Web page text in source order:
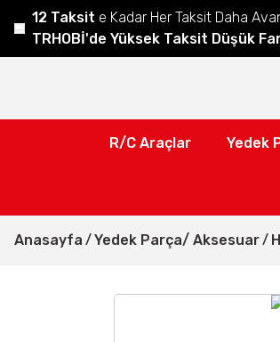
12 Taksit e Kadar Her Taksit Daha
TRHOBİ'de Yüksek Taksit Düşük
R/C Araçlar Yedek
Anasayfa Yedek Parça/ Aksesuar